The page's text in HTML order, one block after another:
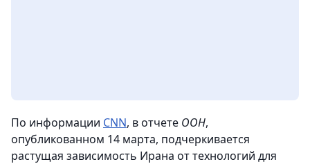
По информации CNN, в отчете ООН,
опубликованном 14 марта, подчеркивается
растущая зависимость Ирана от технологий для